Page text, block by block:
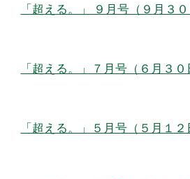
「超える。」 ９月号（９月３０
「超える。」７月号（６月３０
「超える。」５月号（５月１２